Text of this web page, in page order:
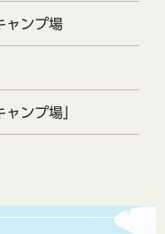
ャンプ場
ンプ場」